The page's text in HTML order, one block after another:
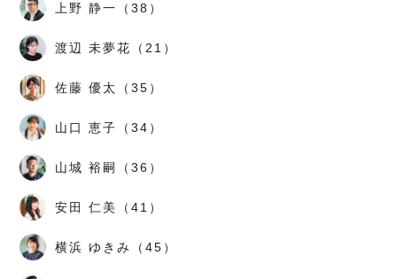
上野 静一（38）
渡辺 未夢花（21）
佐藤 優太（35）
山口 恵子（34）
山城 裕嗣（36）
安田 仁美（41）
横浜 ゆきみ（45）